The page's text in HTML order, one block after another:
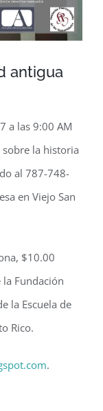
antigua
a las 9:00 AM
sobre la historia
al 787-748-
en Viejo San
$10.00
Fundación
la Escuela de
Rico.
.